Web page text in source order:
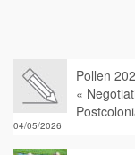
Pollen
«
04/05/2026